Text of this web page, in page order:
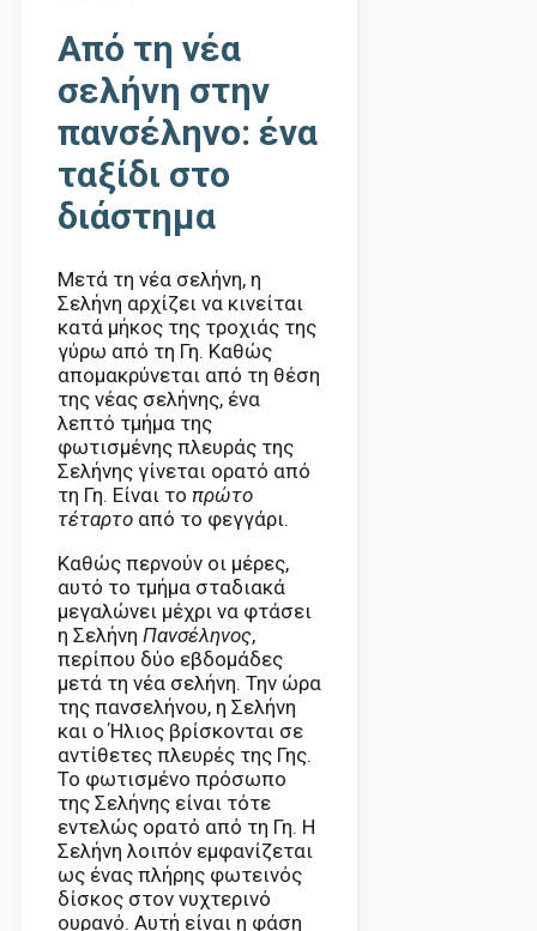
Από τη νέα
σελήνη στην
πανσέληνο: ένα
ταξίδι στο
διάστημα
Μετά τη νέα σελήνη, η
Σελήνη αρχίζει να κινείται
κατά μήκος της τροχιάς της
γύρω από τη Γη. Καθώς
απομακρύνεται από τη θέση
της νέας σελήνης, ένα
λεπτό τμήμα της
φωτισμένης πλευράς της
Σελήνης γίνεται ορατό από
τη Γη. Είναι το πρώτο
τέταρτο από το φεγγάρι.
Καθώς περνούν οι μέρες,
αυτό το τμήμα σταδιακά
μεγαλώνει μέχρι να φτάσει
η Σελήνη Πανσέληνος,
περίπου δύο εβδομάδες
μετά τη νέα σελήνη. Την ώρα
της πανσελήνου, η Σελήνη
και ο Ήλιος βρίσκονται σε
αντίθετες πλευρές της Γης.
Το φωτισμένο πρόσωπο
της Σελήνης είναι τότε
εντελώς ορατό από τη Γη. Η
Σελήνη λοιπόν εμφανίζεται
ως ένας πλήρης φωτεινός
δίσκος στον νυχτερινό
ουρανό. Αυτή είναι η φάση